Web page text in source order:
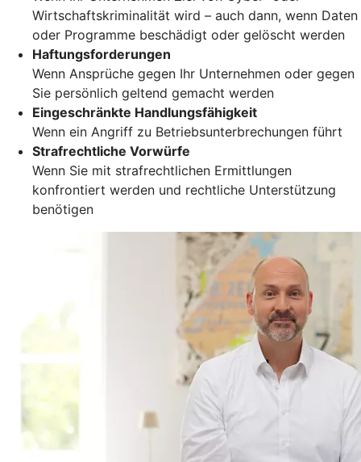
Wirtschaftskriminalität wird – auch dann, wenn Daten
oder Programme beschädigt oder gelöscht werden
Haftungsforderungen
Wenn Ansprüche gegen Ihr Unternehmen oder gegen
Sie persönlich geltend gemacht werden
Eingeschränkte Handlungsfähigkeit
Wenn ein Angriff zu Betriebsunterbrechungen führt
Strafrechtliche Vorwürfe
Wenn Sie mit strafrechtlichen Ermittlungen
konfrontiert werden und rechtliche Unterstützung
benötigen